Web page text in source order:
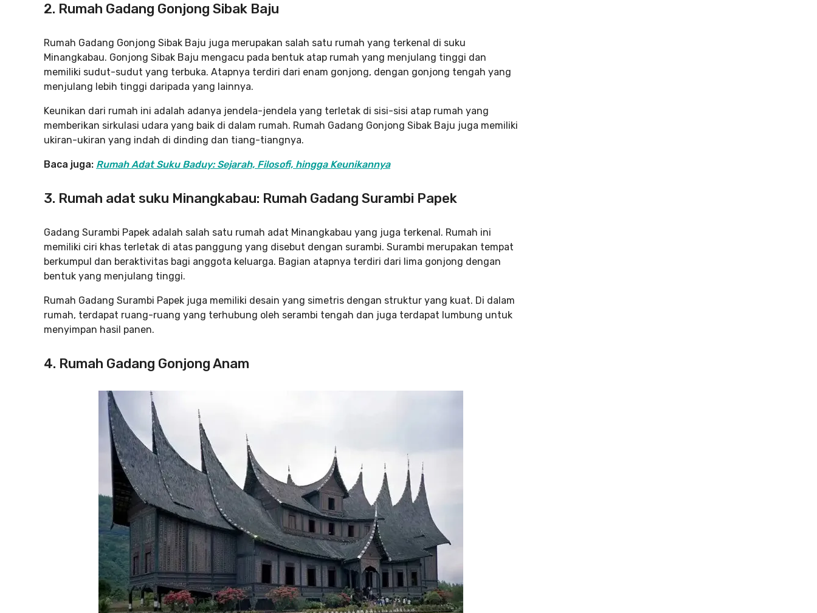
2. Rumah Gadang Gonjong Sibak Baju
Rumah Gadang Gonjong Sibak Baju juga merupakan salah satu rumah yang terkenal di suku
Minangkabau. Gonjong Sibak Baju mengacu pada bentuk atap rumah yang menjulang tinggi dan
memiliki sudut-sudut yang terbuka. Atapnya terdiri dari enam gonjong, dengan gonjong tengah yang
menjulang lebih tinggi daripada yang lainnya.
Keunikan dari rumah ini adalah adanya jendela-jendela yang terletak di sisi-sisi atap rumah yang
memberikan sirkulasi udara yang baik di dalam rumah. Rumah Gadang Gonjong Sibak Baju juga memiliki
ukiran-ukiran yang indah di dinding dan tiang-tiangnya.
Baca juga: Rumah Adat Suku Baduy: Sejarah, Filosofi, hingga Keunikannya
3. Rumah adat suku Minangkabau: Rumah Gadang Surambi Papek
Gadang Surambi Papek adalah salah satu rumah adat Minangkabau yang juga terkenal. Rumah ini
memiliki ciri khas terletak di atas panggung yang disebut dengan surambi. Surambi merupakan tempat
berkumpul dan beraktivitas bagi anggota keluarga. Bagian atapnya terdiri dari lima gonjong dengan
bentuk yang menjulang tinggi.
Rumah Gadang Surambi Papek juga memiliki desain yang simetris dengan struktur yang kuat. Di dalam
rumah, terdapat ruang-ruang yang terhubung oleh serambi tengah dan juga terdapat lumbung untuk
menyimpan hasil panen.
4. Rumah Gadang Gonjong Anam